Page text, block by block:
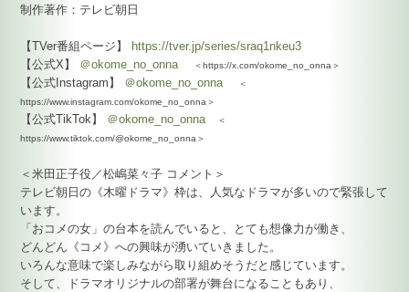
制作著作：テレビ朝日
【TVer番組ページ】
https://tver.jp/series/sraq1nkeu3
【公式X】 ＠okome_no_onna ＜https://x.com/okome_no_onna＞
【公式Instagram】 ＠okome_no_onna
＜
https://www.instagram.com/okome_no_onna＞
【公式TikTok】 ＠okome_no_onna
＜
https://www.tiktok.com/@okome_no_onna＞
＜米田正子役／松嶋菜々子 コメント＞
テレビ朝日の《木曜ドラマ》枠は、人気なドラマが多いので緊張して
います。
「おコメの女」の台本を読んでいると、とても想像力が働き、
どんどん《コメ》への興味が湧いていきました。
いろんな意味で楽しみながら取り組めそうだと感じています。
そして、ドラマオリジナルの部署が舞台になることもあり、